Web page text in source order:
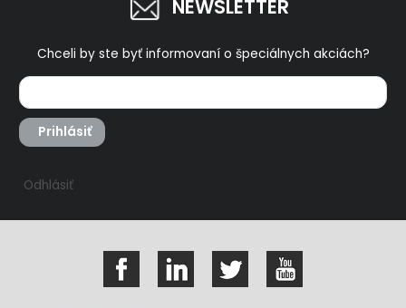
NEWSLETTER
Chceli by ste byť informovaní o špeciálnych akciách?
Prihlásiť
Odhlásiť